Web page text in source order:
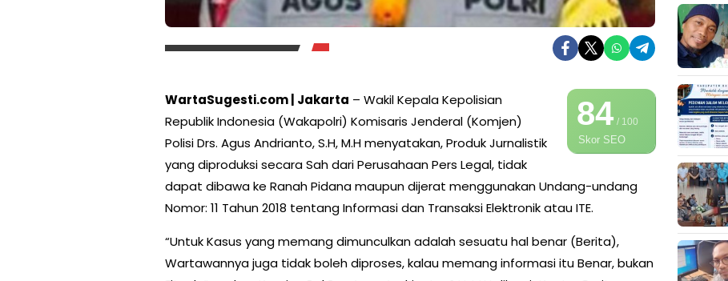
84/ 100
Skor SEO
WartaSugesti.com | Jakarta – Wakil Kepala Kepolisian
Republik Indonesia (Wakapolri) Komisaris Jenderal (Komjen)
Polisi Drs. Agus Andrianto, S.H, M.H menyatakan, Produk Jurnalistik
yang diproduksi secara Sah dari Perusahaan Pers Legal, tidak
dapat dibawa ke Ranah Pidana maupun dijerat menggunakan Undang-undang
Nomor: 11 Tahun 2018 tentang Informasi dan Transaksi Elektronik atau ITE.
“Untuk Kasus yang memang dimunculkan adalah sesuatu hal benar (Berita),
Wartawannya juga tidak boleh diproses, kalau memang informasi itu Benar, bukan